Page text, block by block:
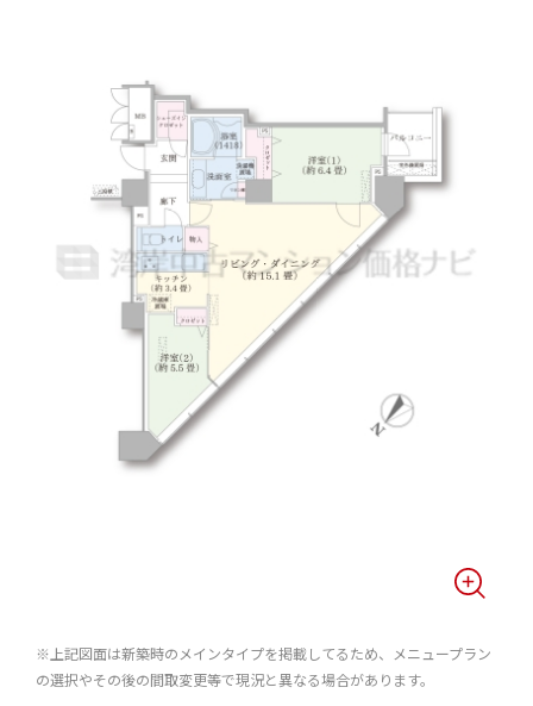
※上記図面は新築時のメインタイプを掲載してるため、メニュープラン
の選択やその後の間取変更等で現況と異なる場合があります。